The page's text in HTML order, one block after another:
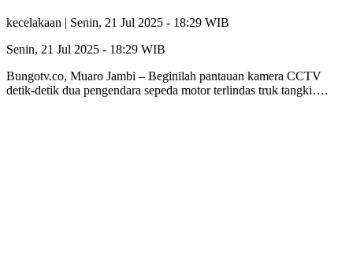
kecelakaan | Senin, 21 Jul 2025 - 18:29 WIB
Senin, 21 Jul 2025 - 18:29 WIB
Bungotv.co, Muaro Jambi – Beginilah pantauan kamera CCTV
detik-detik dua pengendara sepeda motor terlindas truk tangki….